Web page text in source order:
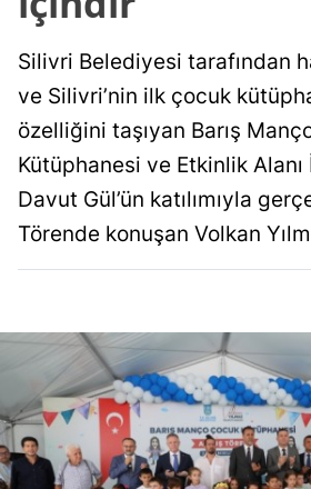
Silivri Belediyesi tarafından
ve Silivri’nin ilk çocuk
özelliğini taşıyan Barış
Kütüphanesi ve Etkinlik
Davut Gül’ün katılımıyla
Törende konuşan Volkan